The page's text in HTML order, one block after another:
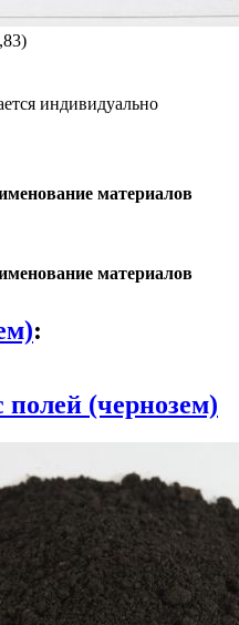
индивидуально
материалов
материалов
:
полей (чернозем)